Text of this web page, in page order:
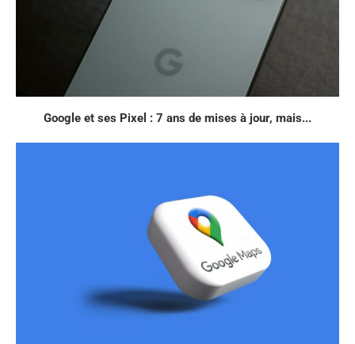
Google et ses Pixel : 7 ans de mises à jour, mais...